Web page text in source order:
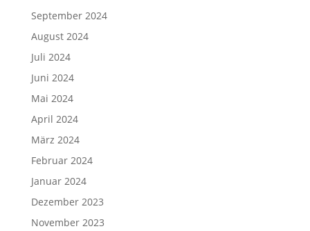
September 2024
August 2024
Juli 2024
Juni 2024
Mai 2024
April 2024
März 2024
Februar 2024
Januar 2024
Dezember 2023
November 2023